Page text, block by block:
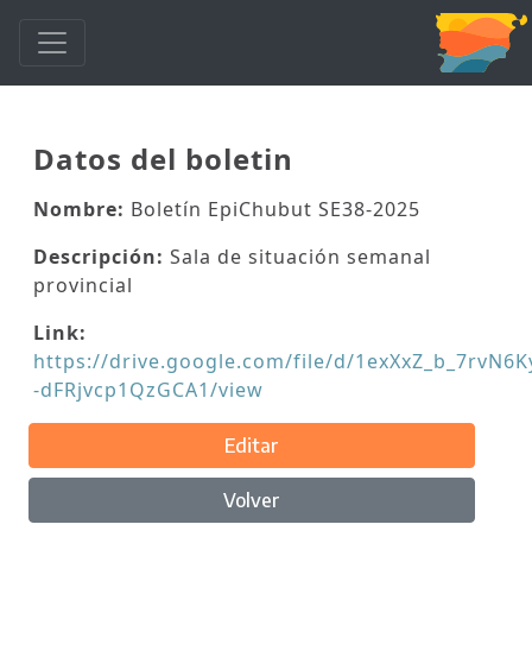
Datos del boletin
Nombre: Boletín EpiChubut SE38-2025
Descripción: Sala de situación semanal
provincial
Link:
https://drive.google.com/file/d/
-dFRjvcp1QzGCA1/view
Editar
Volver